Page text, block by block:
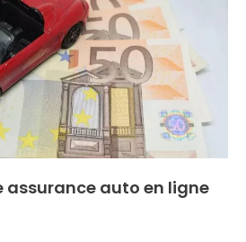
assurance auto en ligne